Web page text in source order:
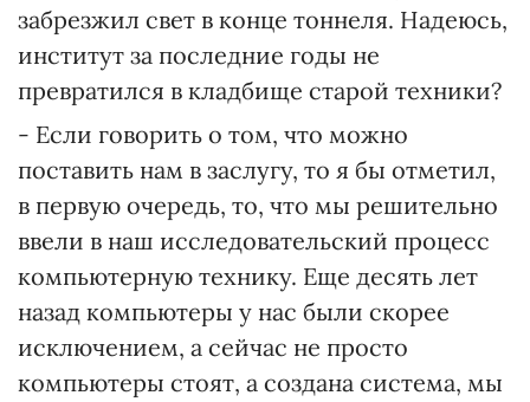
забрезжил свет в конце тоннеля. Надеюсь,
институт за последние годы не
превратился в кладбище старой техники?
- Если говорить о том, что можно
поставить нам в заслугу, то я бы отметил,
в первую очередь, то, что мы решительно
ввели в наш исследовательский процесс
компьютерную технику. Еще десять лет
назад компьютеры у нас были скорее
исключением, а сейчас не просто
компьютеры стоят, а создана система, мы